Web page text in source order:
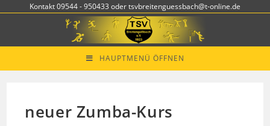
Kontakt 09544 - 950433 oder tsvbreitenguessbach@t-online.de
HAUPTMENÜ ÖFFNEN
neuer Zumba-Kurs